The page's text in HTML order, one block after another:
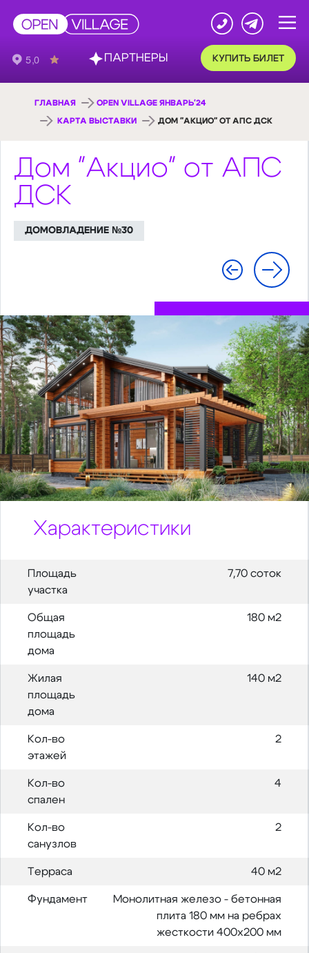
КУПИТЬ БИЛЕТ
ГЛАВНАЯ OPEN VILLAGE ЯНВАРЬ'24
КАРТА ВЫСТАВКИ ДОМ "АКЦИО" ОТ АПС ДСК
Дом "Акцио" от АПС
ДСК
ДОМОВЛАДЕНИЕ №30
Характеристики
Площадь
участка
7,70 соток
Общая
площадь
дома
180 м2
Жилая
площадь
дома
140 м2
Кол-во
этажей
2
Кол-во
спален
4
Кол-во
санузлов
2
Терраса 40 м2
Фундамент
Монолитная железо - бетонная
плита 180 мм на ребрах
жесткости 400х200 мм